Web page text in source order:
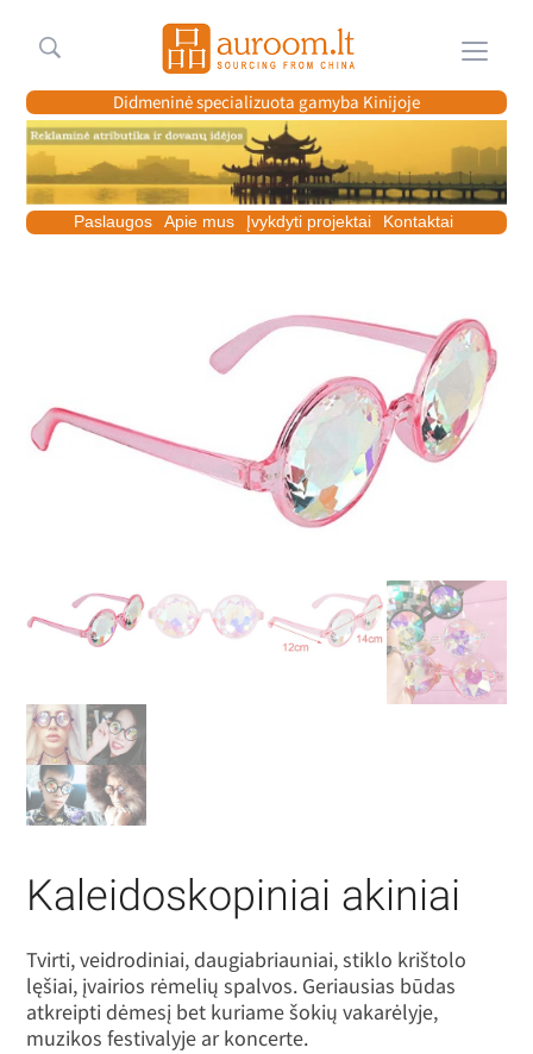
Meniu
Didmeninė specializuota gamyba Kinijoje
Paslaugos Apie mus Įvykdyti projektai Kontaktai
Kaleidoskopiniai akiniai
Tvirti, veidrodiniai, daugiabriauniai, stiklo krištolo
lęšiai, įvairios rėmelių spalvos. Geriausias būdas
atkreipti dėmesį bet kuriame šokių vakarėlyje,
muzikos festivalyje ar koncerte.